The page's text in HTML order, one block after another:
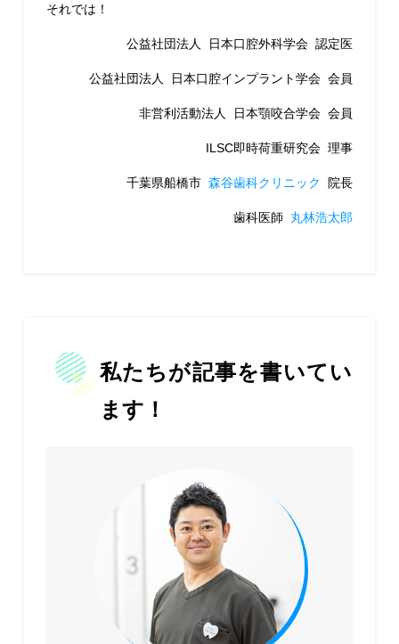
それでは！
公益社団法人 日本口腔外科学会 認定医
公益社団法人 日本口腔インプラント学会 会員
非営利活動法人 日本顎咬合学会 会員
ILSC即時荷重研究会 理事
千葉県船橋市森谷歯科クリニック 院長
歯科医師 丸林浩太郎
私たちが記事を書いてい
ます！